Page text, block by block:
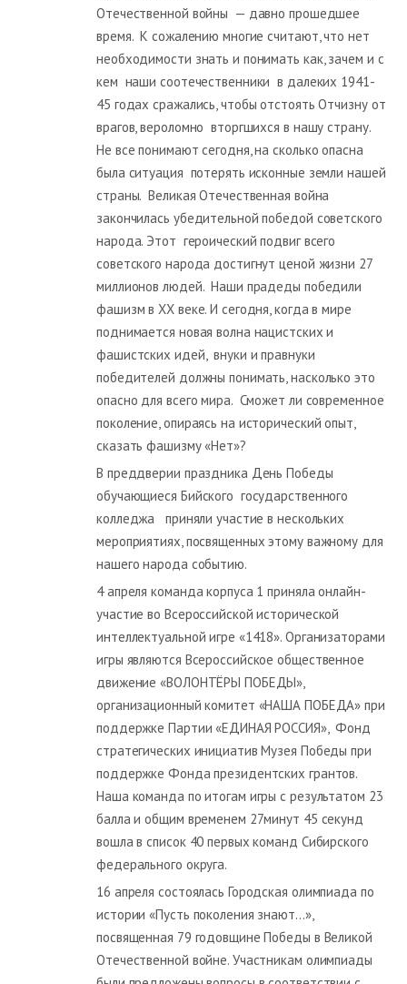
Отечественной войны — давно прошедшее
время. К сожалению многие считают, что нет
необходимости знать и понимать как, зачем и с
кем наши соотечественники в далеких 1941-
45 годах сражались, чтобы отстоять Отчизну от
врагов, вероломно вторгшихся в нашу страну.
Не все понимают сегодня, на сколько опасна
была ситуация потерять исконные земли нашей
страны. Великая Отечественная война
закончилась убедительной победой советского
народа. Этот героический подвиг всего
советского народа достигнут ценой жизни 27
миллионов людей. Наши прадеды победили
фашизм в ХХ веке. И сегодня, когда в мире
поднимается новая волна нацистских и
фашистских идей, внуки и правнуки
победителей должны понимать, насколько это
опасно для всего мира. Сможет ли современное
поколение, опираясь на исторический опыт,
сказать фашизму «Нет»?
В преддверии праздника День Победы
обучающиеся Бийского государственного
колледжа приняли участие в нескольких
мероприятиях, посвященных этому важному для
нашего народа событию.
4 апреля команда корпуса 1 приняла онлайн-
участие во Всероссийской исторической
интеллектуальной игре «1418». Организаторами
игры являются Всероссийское общественное
движение «ВОЛОНТЁРЫ ПОБЕДЫ»,
организационный комитет «НАША ПОБЕДА» при
поддержке Партии «ЕДИНАЯ РОССИЯ», Фонд
стратегических инициатив Музея Победы при
поддержке Фонда президентских грантов.
Наша команда по итогам игры с результатом 23
балла и общим временем 27минут 45 секунд
вошла в список 40 первых команд Сибирского
федерального округа.
16 апреля состоялась Городская олимпиада по
истории «Пусть поколения знают…»,
посвященная 79 годовщине Победы в Великой
Отечественной войне. Участникам олимпиады